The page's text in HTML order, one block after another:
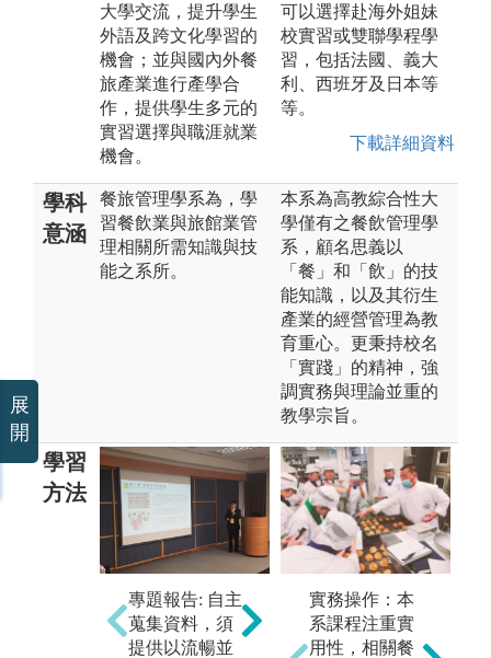
大學交流，提升學生
外語及跨文化學習的
機會；並與國內外餐
旅產業進行產學合
作，提供學生多元的
實習選擇與職涯就業
機會。
可以選擇赴海外姐妹
校實習或雙聯學程學
習，包括法國、義大
利、西班牙及日本等
等。
下載詳細資料
學科
意涵
餐旅管理學系為，學
習餐飲業與旅館業管
理相關所需知識與技
能之系所。
本系為高教綜合性大
學僅有之餐飲管理學
系，顧名思義以
「餐」和「飲」的技
能知識，以及其衍生
產業的經營管理為教
育重心。更秉持校名
「實踐」的精神，強
調實務與理論並重的
教學宗旨。
學習
方法
專題報告: 自主
蒐集資料，須
提供以流暢並
實作實習: 做中
學，學中做，
理論與實務的
實務操作：本
系課程注重實
用性，相關餐
展
開